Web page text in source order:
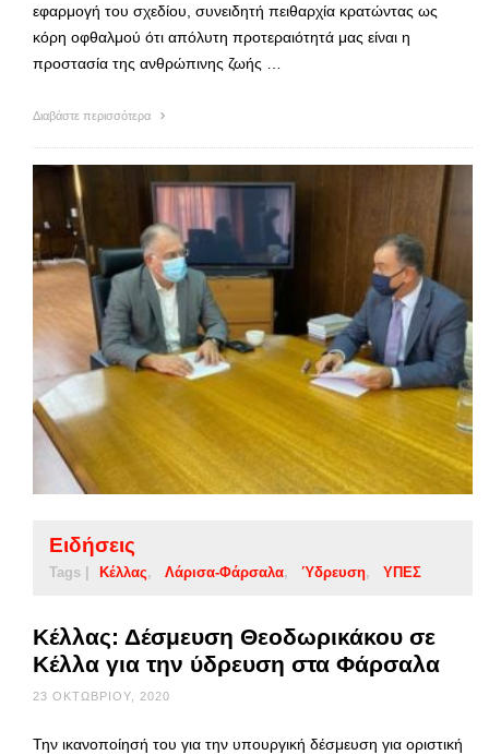
εφαρμογή του σχεδίου, συνειδητή πειθαρχία κρατώντας ως
κόρη οφθαλμού ότι απόλυτη προτεραιότητά μας είναι η
προστασία της ανθρώπινης ζωής …
Διαβάστε περισσότερα
Ειδήσεις
Tags | Κέλλας Λάρισα-Φάρσαλα Ύδρευση ΥΠΕΣ
Κέλλας: Δέσμευση Θεοδωρικάκου σε
Κέλλα για την ύδρευση στα Φάρσαλα
23 ΟΚΤΩΒΡΊΟΥ, 2020
Την ικανοποίησή του για την υπουργική δέσμευση για οριστική